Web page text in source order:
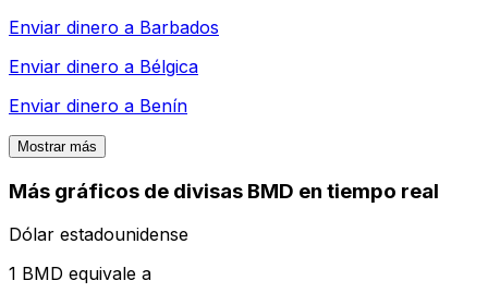
Enviar dinero a Barbados
Enviar dinero a Bélgica
Enviar dinero a Benín
Mostrar más
Más gráficos de divisas BMD en tiempo real
Dólar estadounidense
1 BMD equivale a